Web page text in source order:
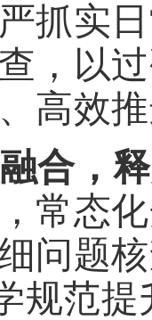
抓实
，以
高效
合，
常态
问题
规范提